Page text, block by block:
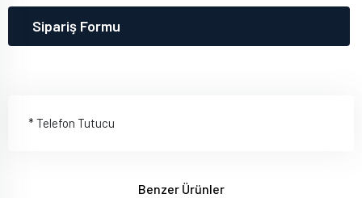
Sipariş Formu
* Telefon Tutucu
Benzer Ürünler